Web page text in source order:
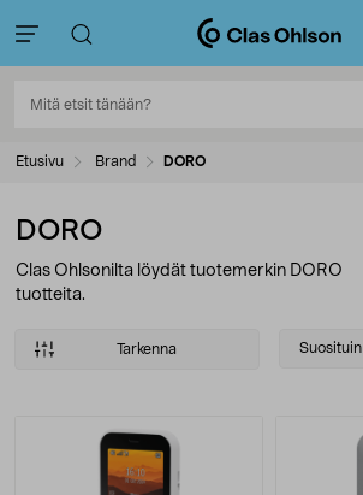
Etusivu Brand DORO
DORO
Clas Ohlsonilta löydät tuotemerkin DORO
tuotteita.
Tarkenna
Select
Suosituin
Tuotteet